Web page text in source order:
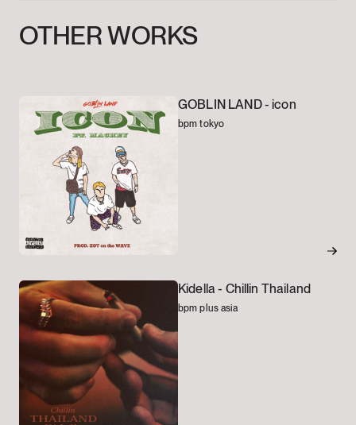
OTHERWORKS
GOBLIN LAND -icon
bpm tokyo
Kidella - Chillin Thailand
bpm plus asia